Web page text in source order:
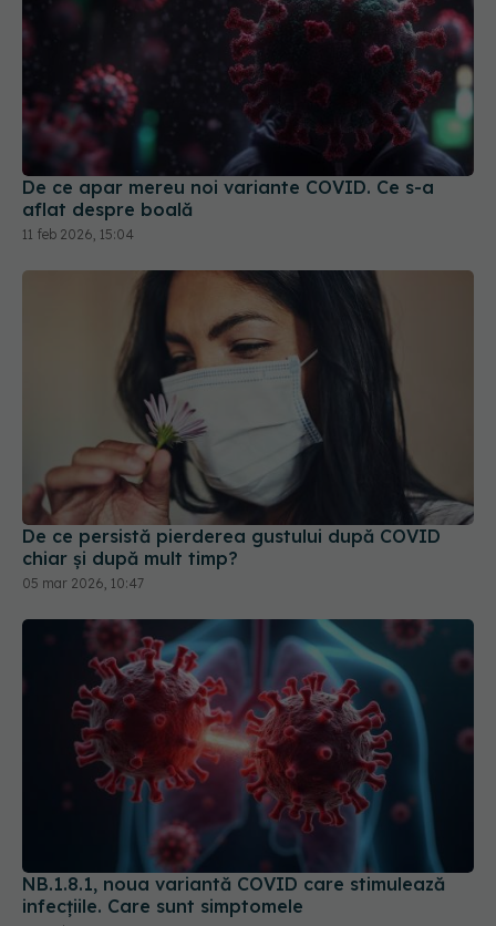
De ce apar mereu noi variante COVID. Ce s-a
aflat despre boală
11 feb 2026, 15:04
De ce persistă pierderea gustului după COVID
chiar și după mult timp?
05 mar 2026, 10:47
NB.1.8.1, noua variantă COVID care stimulează
infecțiile. Care sunt simptomele